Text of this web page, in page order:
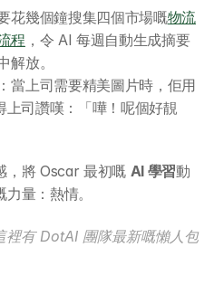
花幾個鐘搜集四個市場嘅物流
程 ，令 AI 每週自動生成摘要
解放。
司讚嘆：「嘩！呢個好靚
，將 Oscar 最初嘅 AI 學習動
量：熱情。
裡有 DotAI 團隊最新嘅懶人包